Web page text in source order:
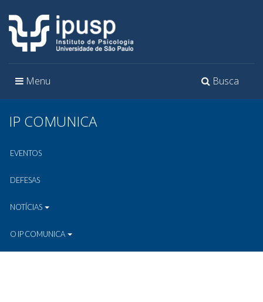
Toggle
Busca
Toggle
Menu
IP COMUNICA
EVENTOS
DEFESAS
NOTÍCIAS
O IP COMUNICA